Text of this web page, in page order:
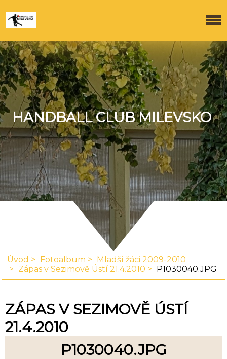
HANDBALL CLUB MILEVSKO
Úvod Fotoalbum
Mladší žáci 2009-2010
Zápas v Sezimově Ústí 21.4.2010
P1030040.JPG
ZÁPAS V SEZIMOVĚ ÚSTÍ
21.4.2010
P1030040.JPG